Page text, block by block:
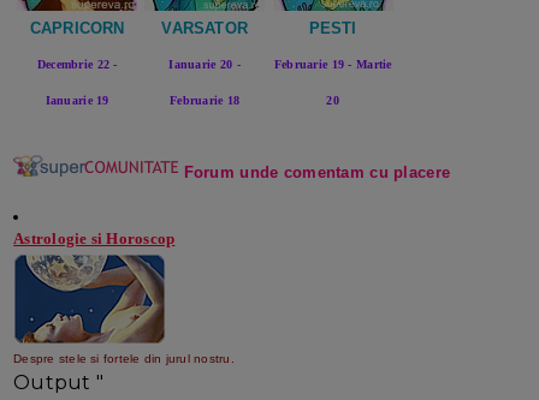
CAPRICORN
Decembrie 22 -
Ianuarie 19
VARSATOR
Ianuarie 20 -
Februarie 18
PESTI
Februarie 19 - Martie
20
Forum unde comentam cu placere
Astrologie si Horoscop
Despre stele si fortele din jurul nostru.
Output "